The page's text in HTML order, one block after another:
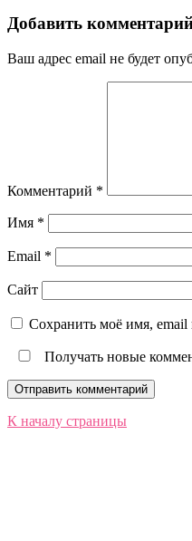
Добавить
Ваш адрес email не будет
Комментарий *
Имя *
Email *
Сайт
Сохранить моё имя, email
Получать новые
К началу страницы